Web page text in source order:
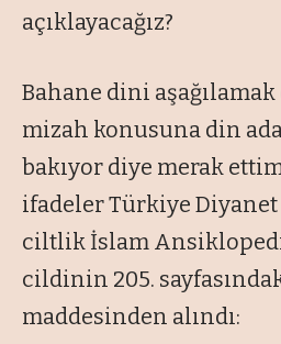
açıklayacağız?
Bahane dini
mizah konusuna din
bakıyor diye merak
ifadeler Türkiye Diyanet
ciltlik İslam
cildinin 205.
maddesinden alındı: